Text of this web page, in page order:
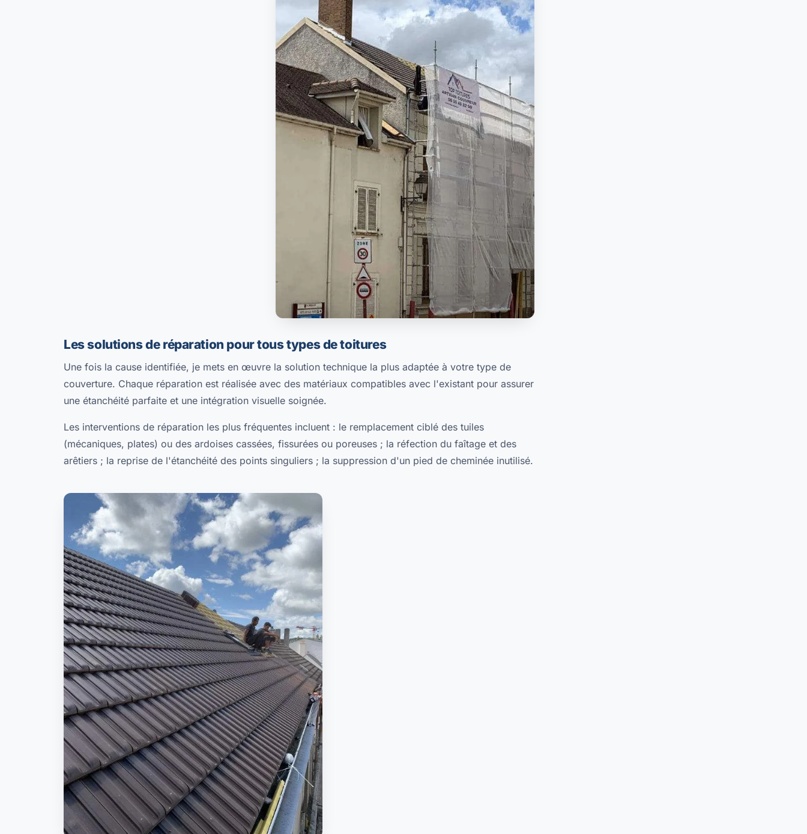
Les solutions de réparation pour tous types de toitures
Une fois la cause identifiée, je mets en œuvre la solution technique la plus adaptée à votre type de
couverture. Chaque réparation est réalisée avec des matériaux compatibles avec l'existant pour assurer
une étanchéité parfaite et une intégration visuelle soignée.
Les interventions de réparation les plus fréquentes incluent : le remplacement ciblé des tuiles
(mécaniques, plates) ou des ardoises cassées, fissurées ou poreuses ; la réfection du faîtage et des
arêtiers ; la reprise de l'étanchéité des points singuliers ; la suppression d'un pied de cheminée inutilisé.